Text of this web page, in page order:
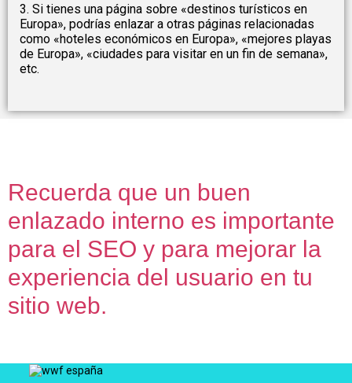
3. Si tienes una página sobre «destinos turísticos en
Europa», podrías enlazar a otras páginas relacionadas
como «hoteles económicos en Europa», «mejores playas
de Europa», «ciudades para visitar en un fin de semana»,
etc.
Recuerda que un buen
enlazado interno es importante
para el SEO y para mejorar la
experiencia del usuario en tu
sitio web.